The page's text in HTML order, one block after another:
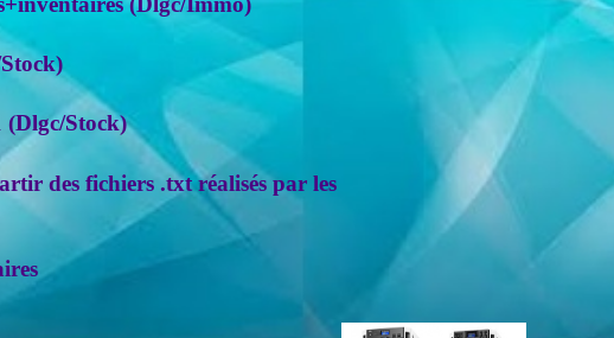
(Dlgc/Stock)
des fichiers .txt réalisés par les